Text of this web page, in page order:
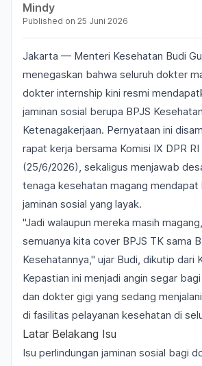
Mindy
Published on 25 Juni 2026
Jakarta — Menteri Kesehatan Budi
menegaskan bahwa seluruh dokter
dokter internship kini resmi
jaminan sosial berupa BPJS
Ketenagakerjaan. Pernyataan ini
rapat kerja bersama Komisi IX DPR
(25/6/2026), sekaligus menjawab
tenaga kesehatan magang mendapat
jaminan sosial yang layak.
"Jadi walaupun mereka masih
semuanya kita cover BPJS TK sama
Kesehatannya," ujar Budi, dikutip dari
Kepastian ini menjadi angin segar
dan dokter gigi yang sedang
di fasilitas pelayanan kesehatan di
Latar Belakang Isu
Isu perlindungan jaminan sosial bagi